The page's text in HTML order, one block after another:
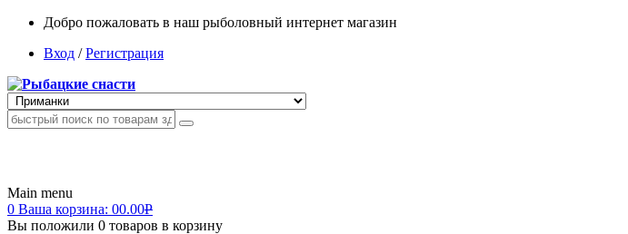
Добро пожаловать в наш рыболовный интернет магазин
Вход /Регистрация
Main menu
0 Ваша корзина: 00.00Р
Вы положили 0 товаров в корзину